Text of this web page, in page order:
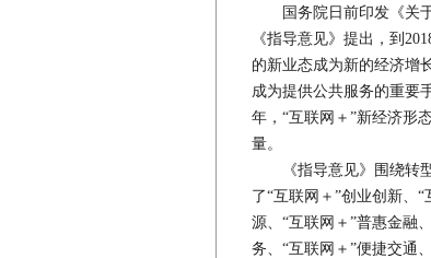
国务院日前印发《关于
《指导意见》提出，到
的新业态成为新的经济增
成为提供公共服务的重要
年，“互联网＋”新经济形
量。
《指导意见》围绕转型
了“互联网＋”创业创新、
源、“互联网＋”普惠金融
务、“互联网＋”便捷交通